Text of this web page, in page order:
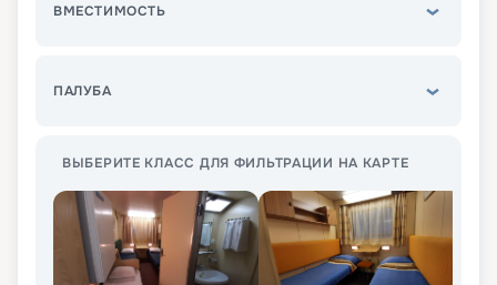
ВМЕСТИМОСТЬ
ПАЛУБА
ВЫБЕРИТЕ КЛАСС ДЛЯ ФИЛЬТРАЦИИ НА КАРТЕ